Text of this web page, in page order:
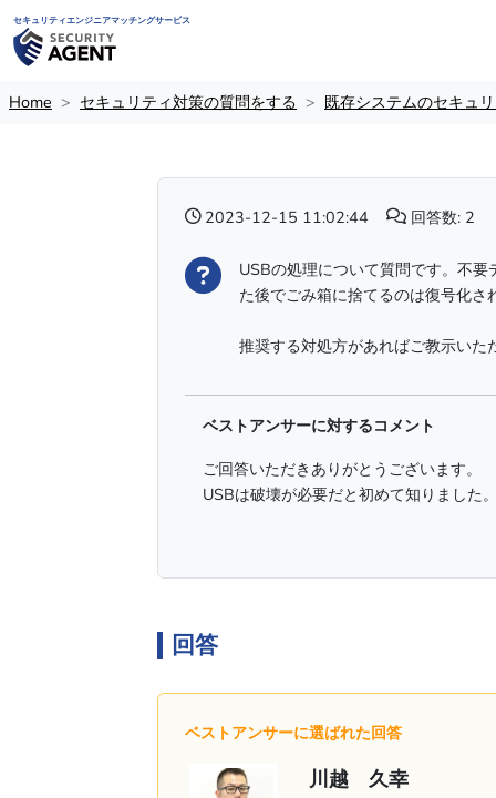
セキュリティエンジニアマッチングサービス
Home セキュリティ対策の質問をする 既存システムのセキュ
2023-12-15 11:02:44 回答数: 2
USBの処理について質問です。不
た後でごみ箱に捨てるのは復号化
推奨する対処方があればご教示い
ベストアンサーに対するコメント
ご回答いただきありがとうございます。
USBは破壊が必要だと初めて知りました
回答
ベストアンサーに選ばれた回答
川越 久幸